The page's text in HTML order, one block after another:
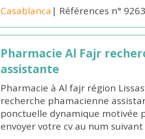
Casablanca | Références n°
Pharmacie Al Fajr
assistante
Pharmacie à Al fajr région
recherche phamacienne
ponctuelle dynamique motivée
envoyer votre cv au num